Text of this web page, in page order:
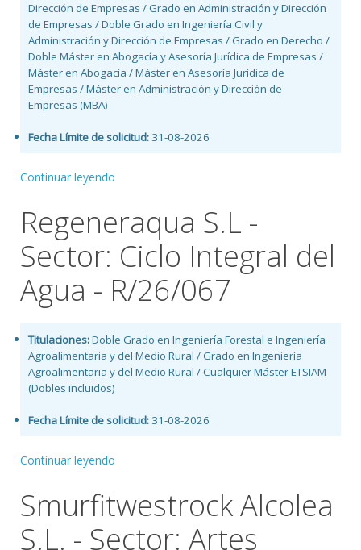
Dirección de Empresas / Grado en Administración y Dirección
de Empresas / Doble Grado en Ingeniería Civil y
Administración y Dirección de Empresas / Grado en Derecho /
Doble Máster en Abogacía y Asesoría Jurídica de Empresas /
Máster en Abogacía / Máster en Asesoría Jurídica de
Empresas / Máster en Administración y Dirección de
Empresas (MBA)
Fecha Límite de solicitud: 31-08-2026
Continuar leyendo
Regeneraqua S.L -
Sector: Ciclo Integral del
Agua - R/26/067
Titulaciones:Doble Grado en Ingeniería Forestal e Ingeniería
Agroalimentaria y del Medio Rural / Grado en Ingeniería
Agroalimentaria y del Medio Rural / Cualquier Máster ETSIAM
(Dobles incluidos)
Fecha Límite de solicitud: 31-08-2026
Continuar leyendo
Smurfitwestrock Alcolea
S.L. - Sector: Artes